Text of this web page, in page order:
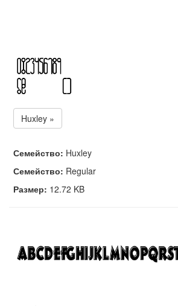
Huxley »
Семейство: Huxley
Семейство: Regular
Размер: 12.72 KB